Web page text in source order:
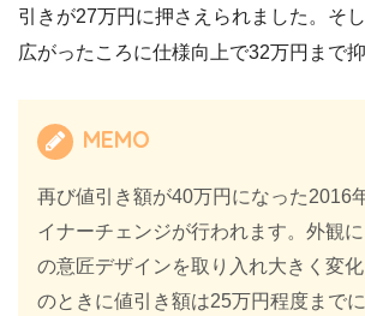
引きが27万円に押さえられました。そ
広がったころに仕様向上で32万円まで抑
MEMO
再び値引き額が40万円になった2016
イナーチェンジが行われます。外観
の意匠デザインを取り入れ大きく変
のときに値引き額は25万円程度まで